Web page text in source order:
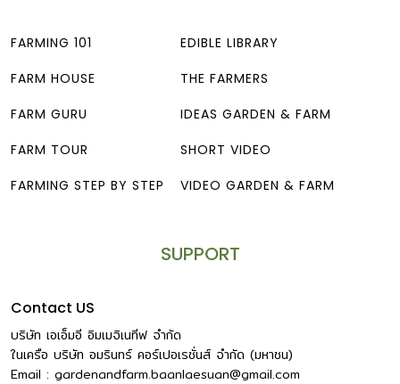
FARMING 101
FARM HOUSE
FARM GURU
FARM TOUR
FARMING STEP BY STEP
EDIBLE LIBRARY
THE FARMERS
IDEAS GARDEN & FARM
SHORT VIDEO
VIDEO GARDEN & FARM
SUPPORT
Contact US
บริษัท เอเอ็มอี อิมเมจิเนทีฟ จำกัด
ในเครือ บริษัท อมรินทร์ คอร์เปอเรชั่นส์ จำกัด (มหาชน)
Email : gardenandfarm.baanlaesuan@gmail.com